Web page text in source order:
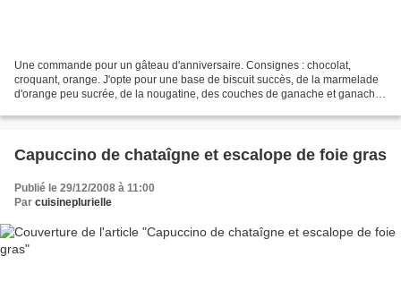
Une commande pour un gâteau d'anniversaire. Consignes : chocolat,
croquant, orange. J'opte pour une base de biscuit succès, de la marmelade
d'orange peu sucrée, de la nougatine, des couches de ganache et ganache
Capuccino de chataîgne et escalope de foie gras
Publié le 29/12/2008 à 11:00
Par cuisineplurielle